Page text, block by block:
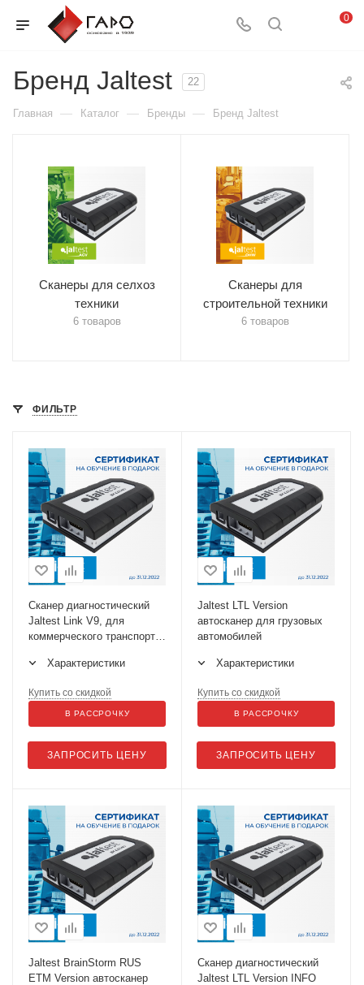
0
Бренд Jaltest 22
Главная — Каталог — Бренды — Бренд Jaltest
Сканеры для селхоз
техники
6 товаров
Сканеры для
строительной техники
6 товаров
ФИЛЬТР
Сканер диагностический
Jaltest Link V9, для
коммерческого транспорта,
Характеристики
ЗАПРОСИТЬ ЦЕНУ
Купить со скидкой
В РАССРОЧКУ
Jaltest LTL Version
автосканер для грузовых
автомобилей
Характеристики
ЗАПРОСИТЬ ЦЕНУ
Купить со скидкой
В РАССРОЧКУ
Jaltest BrainStorm RUS
ETM Version автосканер
Сканер диагностический
Jaltest LTL Version INFO